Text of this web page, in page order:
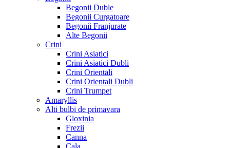
Begonii Duble
Begonii Curgatoare
Begonii Franjurate
Alte Begonii
Crini
Crini Asiatici
Crini Asiatici Dubli
Crini Orientali
Crini Orientali Dubli
Crini Trumpet
Amaryllis
Alti bulbi de primavara
Gloxinia
Frezii
Canna
Cala